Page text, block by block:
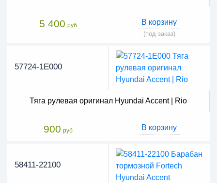
5 400 руб В корзину
(под заказ)
57724-1E000
Тяга рулевая оригинал Hyundai Accent | Rio
900 руб В корзину
58411-22100